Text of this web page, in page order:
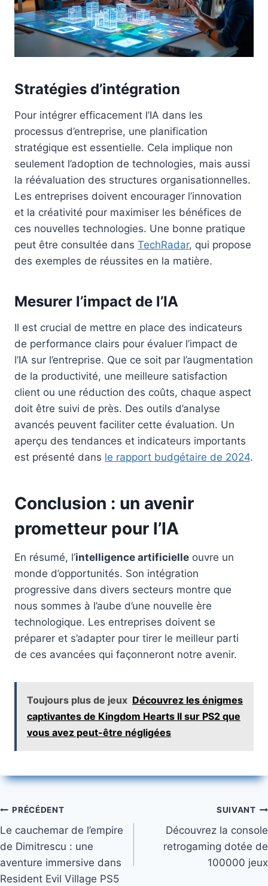
Stratégies d’intégration
Pour intégrer efficacement l’IA dans les
processus d’entreprise, une planification
stratégique est essentielle. Cela implique non
seulement l’adoption de technologies, mais aussi
la réévaluation des structures organisationnelles.
Les entreprises doivent encourager l’innovation
et la créativité pour maximiser les bénéfices de
ces nouvelles technologies. Une bonne pratique
peut être consultée dans TechRadar, qui propose
des exemples de réussites en la matière.
Mesurer l’impact de l’IA
Il est crucial de mettre en place des indicateurs
de performance clairs pour évaluer l’impact de
l’IA sur l’entreprise. Que ce soit par l’augmentation
de la productivité, une meilleure satisfaction
client ou une réduction des coûts, chaque aspect
doit être suivi de près. Des outils d’analyse
avancés peuvent faciliter cette évaluation. Un
aperçu des tendances et indicateurs importants
est présenté dans le rapport budgétaire de 2024.
Conclusion : un avenir
prometteur pour l’IA
En résumé, l’intelligence artificielle ouvre un
monde d’opportunités. Son intégration
progressive dans divers secteurs montre que
nous sommes à l’aube d’une nouvelle ère
technologique. Les entreprises doivent se
préparer et s’adapter pour tirer le meilleur parti
de ces avancées qui façonneront notre avenir.
Toujours plus de jeux Découvrez les énigmes
captivantes de Kingdom Hearts II sur PS2 que
vous avez peut-être négligées
Navigation
de
l’article
PRÉCÉDENT
Le cauchemar de l’empire
de Dimitrescu : une
aventure immersive dans
Resident Evil Village PS5
SUIVANT
Découvrez la console
retrogaming dotée de
100000 jeux